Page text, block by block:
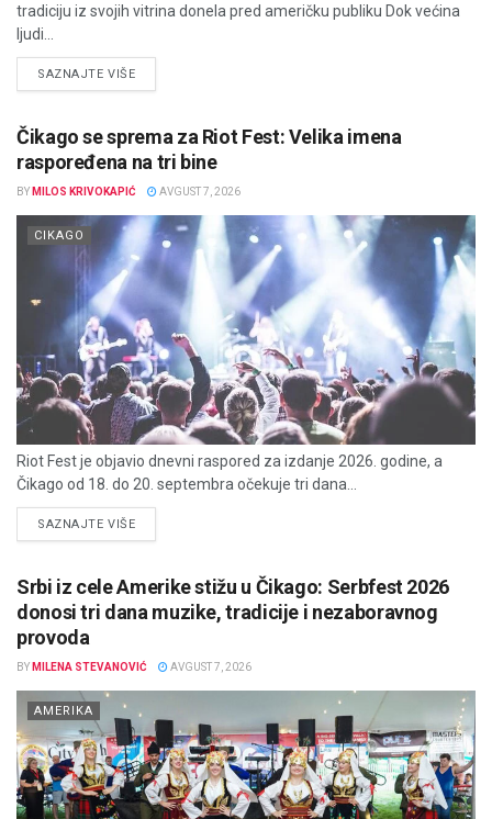
tradiciju iz svojih vitrina donela pred američku publiku Dok većina
ljudi...
SAZNAJTE VIŠEDETAILS
Čikago se sprema za Riot Fest: Velika imena
raspoređena na tri bine
BY MILOS KRIVOKAPIĆ AVGUST 7, 2026
CIKAGO
Riot Fest je objavio dnevni raspored za izdanje 2026. godine, a
Čikago od 18. do 20. septembra očekuje tri dana...
SAZNAJTE VIŠEDETAILS
Srbi iz cele Amerike stižu u Čikago: Serbfest 2026
donosi tri dana muzike, tradicije i nezaboravnog
provoda
BY MILENA STEVANOVIĆ AVGUST 7, 2026
AMERIKA